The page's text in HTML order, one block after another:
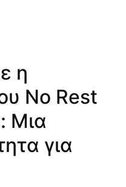
η
No Rest
Μια
για